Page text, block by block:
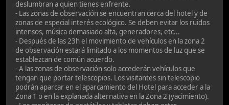
deslumbran a quien tienes enfrente.
- Las zonas de observación se encuentran cerca del hotel y de
zonas de especial interés ecológico. Se deben evitar los ruidos
intensos, música demasiado alta, generadores, etc...
- Después de las 23h el movimiento de vehículos en la zona 2
de observación estará limitado a los momentos de luz que se
establezcan de común acuerdo.
- A las zonas de observación solo accederán vehículos que
tengan que portar telescopios. Los visitantes sin telescopio
podrán aparcar en el aparcamiento del Hotel para acceder a la
Zona 1 o en la explanada alternativa en la Zona 2 (yacimiento).